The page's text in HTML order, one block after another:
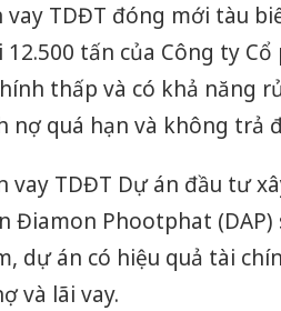
vay TDĐT đóng mới tàu
tấn của Công ty
thấp và có khả năng
nợ quá hạn và không trả
vay TDĐT Dự án đầu tư
Điamon Phootphat (DAP)
dự án có hiệu quả tài
và lãi vay.